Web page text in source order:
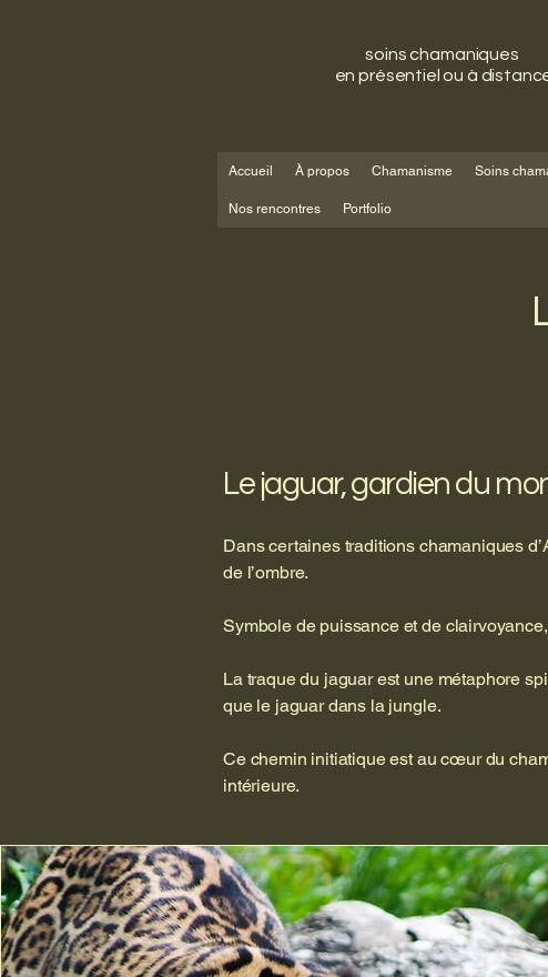
soins chamaniques
en présentiel ou à
Accueil À propos Chamanisme Soins
Nos rencontres Portfolio
Le jaguar, gardien du
Dans certaines traditions chamaniques
de l’ombre.
Symbole de puissance et de
La traque du jaguar est une métaphore
que le jaguar dans la jungle.
Ce chemin initiatique est au cœur du
intérieure.